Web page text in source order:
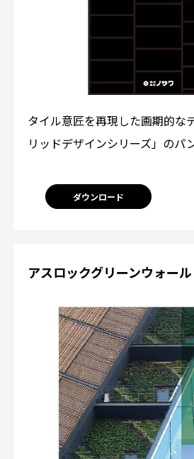
タイル意匠を再現した画期的な
リッドデザインシリーズ」のパ
ダウンロード
アスロックグリーンウォール